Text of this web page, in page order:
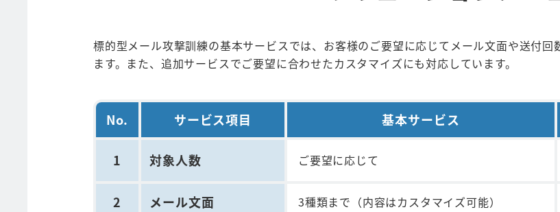
標的型メール攻撃訓練の基本サービスでは、お客様のご要望に応じてメール文面や送付
ます。また、追加サービスでご要望に合わせたカスタマイズにも対応しています。
No. サービス項目 基本サービス
1 対象人数 ご要望に応じて
2 メール文面 3種類まで（内容はカスタマイズ可能）